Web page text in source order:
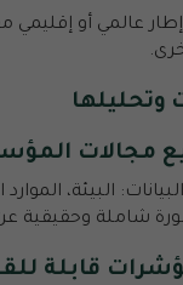
إطار عالمي أو
وتحليلها
مجالات
البيئة،
شاملة وحقيقية
قابلة